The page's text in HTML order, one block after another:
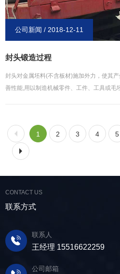
费。举例： 假如设备壳体是20%检测，III
是III合格，焊接接头系数为0.85； 假如设
接焊缝和*后焊缝也是II合格，焊接接头系
但合格级别不一样，随设备壳体走。 但
法是：下料（划线）-小板拼成大板-成型-
公司新闻 / 2018-12-11
封头锻造过程
封头对金属坯料(不含板材)施加外力，使其
善性能,用以制造机械零件、工件、工具或毛
和锻造工艺要求的不同，可分为冷锻、温锻
温度区域的划分并无严格的界限，一般地讲
锻，不加热在室温下的锻造叫冷锻。在低温
钢封头在700℃以下锻造，氧化皮形成少，
可在900-1000℃温度域内用热锻加工。另外
的，但它的自由度大，成本低。坯料在冷锻
受高的荷载，因此，需要使用高强度的锻模
力。为保持良好的润滑状态，不锈钢封头可
1 2 3 4 5
CONTACT US
联系方式
联系人
王经理 15516622259
公司邮箱